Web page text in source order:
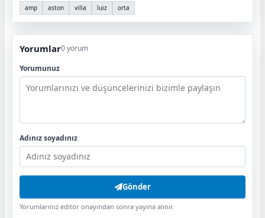
amp aston villa luiz orta
Yorumlar0 yorum
Yorumunuz
Adınız soyadınız
Gönder
Yorumlarınız editör onayından sonra yayına alınır.